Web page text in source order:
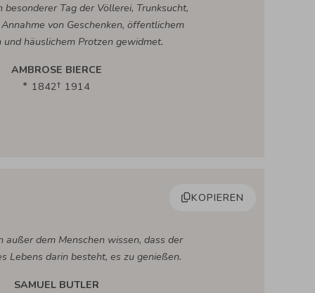
besonderer Tag der Völlerei, Trunksucht,
von Geschenken, öffentlichem
und häuslichem Protzen gewidmet.
AMBROSE BIERCE
1842
1914
KOPIEREN
außer dem Menschen wissen, dass der
Lebens darin besteht, es zu genießen.
SAMUEL BUTLER